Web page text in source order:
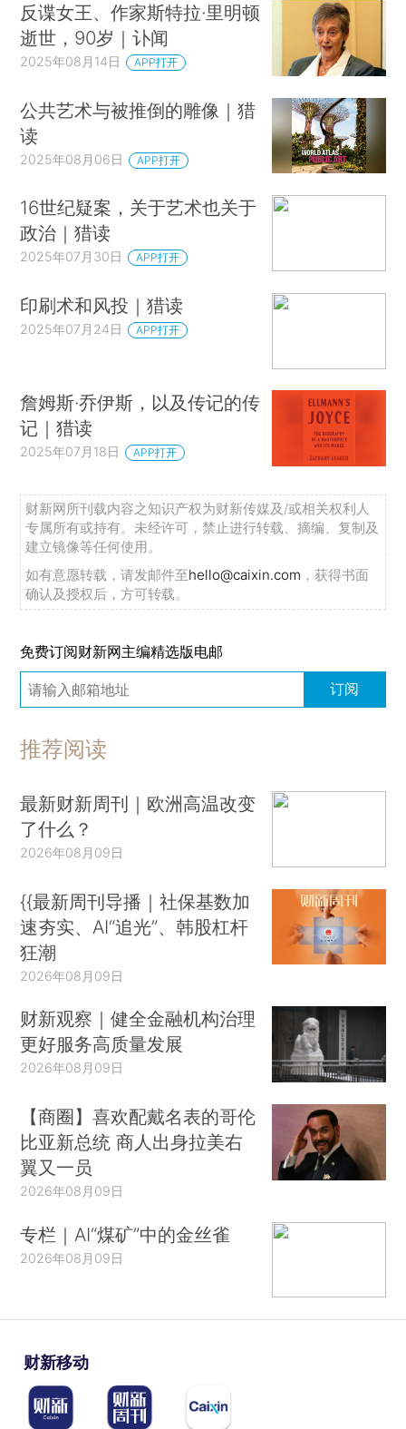
反谍女王、作家斯特拉·里明顿
逝世，90岁｜讣闻
2025年08月14日 APP打开
公共艺术与被推倒的雕像｜猎
读
2025年08月06日 APP打开
16世纪疑案，关于艺术也关于
政治｜猎读
2025年07月30日 APP打开
印刷术和风投｜猎读
2025年07月24日 APP打开
詹姆斯·乔伊斯，以及传记的传
记｜猎读
2025年07月18日 APP打开
财新网所刊载内容之知识产权为财新传媒及/或相关权利人
专属所有或持有。未经许可，禁止进行转载、摘编、复制及
建立镜像等任何使用。
如有意愿转载，请发邮件至hello@caixin.com ，获得书面
确认及授权后，方可转载。
免费订阅财新网主编精选版电邮
订阅
推荐阅读
最新财新周刊｜欧洲高温改变
了什么？
2026年08月09日
{{最新周刊导播｜社保基数加
速夯实、AI“追光”、韩股杠杆
狂潮
2026年08月09日
财新观察｜健全金融机构治理
更好服务高质量发展
2026年08月09日
【商圈】喜欢配戴名表的哥伦
比亚新总统 商人出身拉美右
翼又一员
2026年08月09日
专栏｜AI“煤矿”中的金丝雀
2026年08月09日
财新移动